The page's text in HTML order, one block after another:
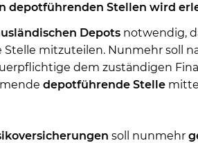
depotführenden Stellen wird
Depots notwendig,
mitzuteilen. Nunmehr soll
dem zuständigen
depotführende Stelle
soll nunmehr